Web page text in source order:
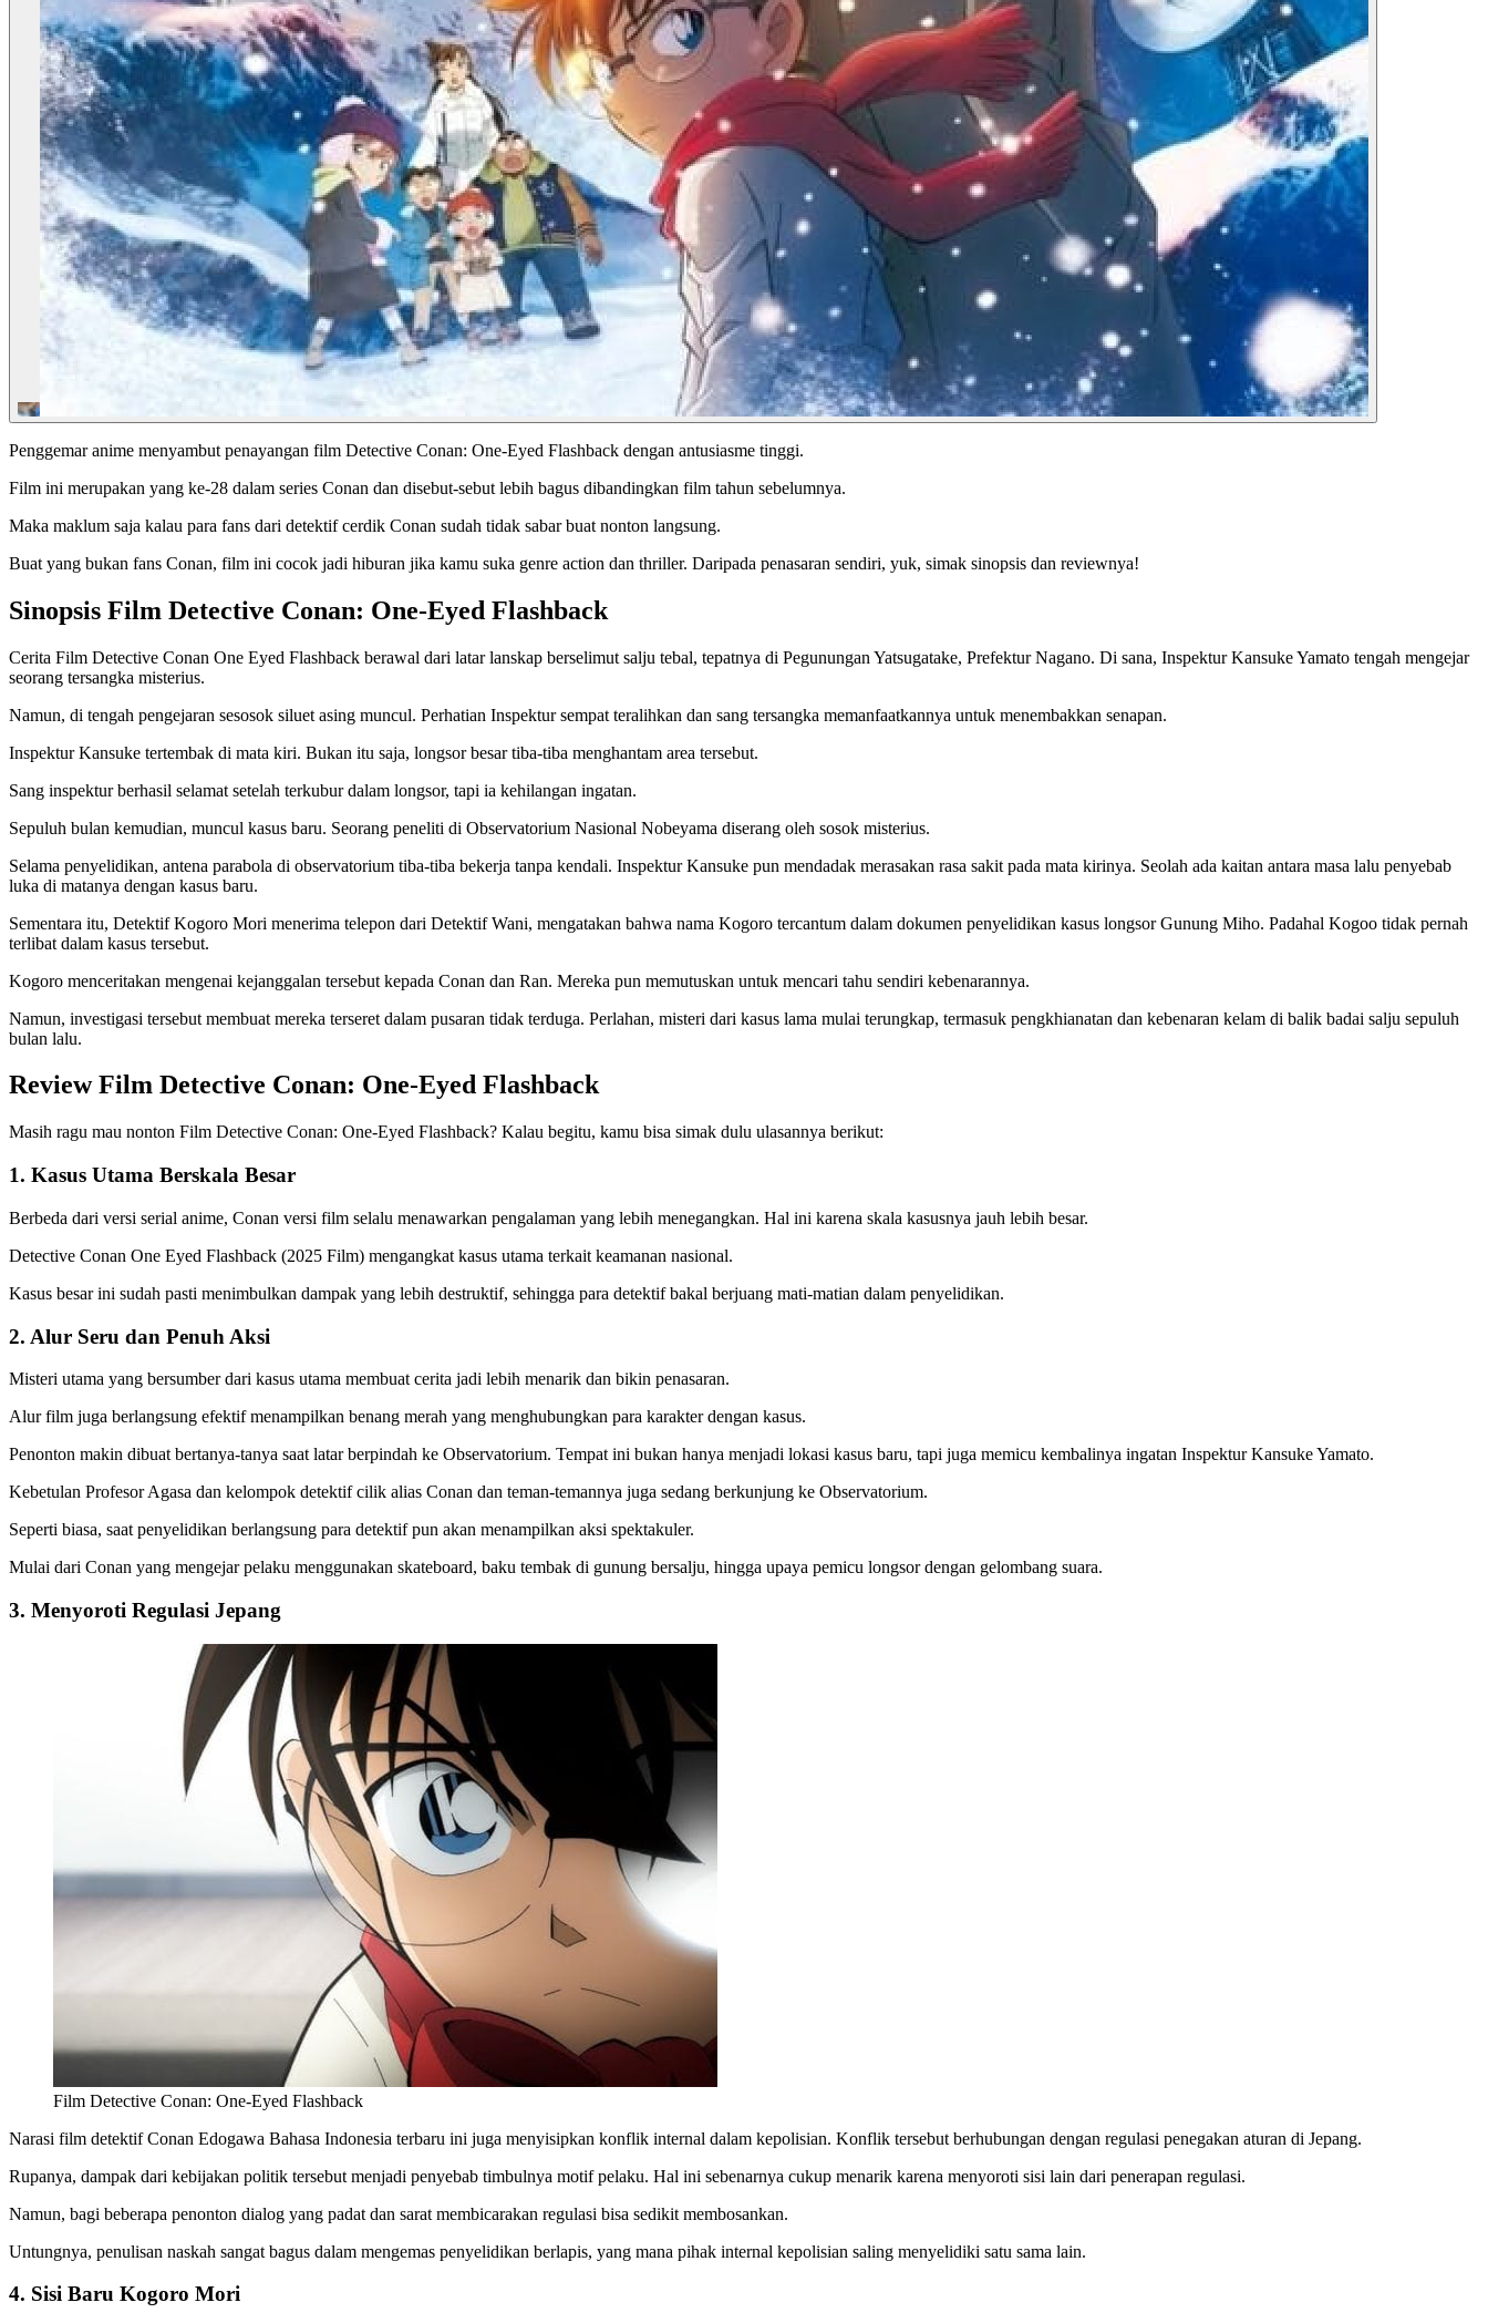
Penggemar anime menyambut penayangan film Detective Conan: One-Eyed Flashback dengan antusiasme tinggi.
Film ini merupakan yang ke-28 dalam series Conan dan disebut-sebut lebih bagus dibandingkan film tahun sebelumnya.
Maka maklum saja kalau para fans dari detektif cerdik Conan sudah tidak sabar buat nonton langsung.
Buat yang bukan fans Conan, film ini cocok jadi hiburan jika kamu suka genre action dan thriller. Daripada penasaran sendiri, yuk, simak sinopsis dan reviewnya!
Sinopsis Film Detective Conan: One-Eyed Flashback
Cerita Film Detective Conan One Eyed Flashback berawal dari latar lanskap berselimut salju tebal, tepatnya di Pegunungan Yatsugatake, Prefektur Nagano. Di sana, Inspektur Kansuke Yamato tengah mengejar
seorang tersangka misterius.
Namun, di tengah pengejaran sesosok siluet asing muncul. Perhatian Inspektur sempat teralihkan dan sang tersangka memanfaatkannya untuk menembakkan senapan.
Inspektur Kansuke tertembak di mata kiri. Bukan itu saja, longsor besar tiba-tiba menghantam area tersebut.
Sang inspektur berhasil selamat setelah terkubur dalam longsor, tapi ia kehilangan ingatan.
Sepuluh bulan kemudian, muncul kasus baru. Seorang peneliti di Observatorium Nasional Nobeyama diserang oleh sosok misterius.
Selama penyelidikan, antena parabola di observatorium tiba-tiba bekerja tanpa kendali. Inspektur Kansuke pun mendadak merasakan rasa sakit pada mata kirinya. Seolah ada kaitan antara masa lalu penyebab
luka di matanya dengan kasus baru.
Sementara itu, Detektif Kogoro Mori menerima telepon dari Detektif Wani, mengatakan bahwa nama Kogoro tercantum dalam dokumen penyelidikan kasus longsor Gunung Miho. Padahal Kogoo tidak pernah
terlibat dalam kasus tersebut.
Kogoro menceritakan mengenai kejanggalan tersebut kepada Conan dan Ran. Mereka pun memutuskan untuk mencari tahu sendiri kebenarannya.
Namun, investigasi tersebut membuat mereka terseret dalam pusaran tidak terduga. Perlahan, misteri dari kasus lama mulai terungkap, termasuk pengkhianatan dan kebenaran kelam di balik badai salju sepuluh
bulan lalu.
Review Film Detective Conan: One-Eyed Flashback
Masih ragu mau nonton Film Detective Conan: One-Eyed Flashback? Kalau begitu, kamu bisa simak dulu ulasannya berikut:
1. Kasus Utama Berskala Besar
Berbeda dari versi serial anime, Conan versi film selalu menawarkan pengalaman yang lebih menegangkan. Hal ini karena skala kasusnya jauh lebih besar.
Detective Conan One Eyed Flashback (2025 Film) mengangkat kasus utama terkait keamanan nasional.
Kasus besar ini sudah pasti menimbulkan dampak yang lebih destruktif, sehingga para detektif bakal berjuang mati-matian dalam penyelidikan.
2. Alur Seru dan Penuh Aksi
Misteri utama yang bersumber dari kasus utama membuat cerita jadi lebih menarik dan bikin penasaran.
Alur film juga berlangsung efektif menampilkan benang merah yang menghubungkan para karakter dengan kasus.
Penonton makin dibuat bertanya-tanya saat latar berpindah ke Observatorium. Tempat ini bukan hanya menjadi lokasi kasus baru, tapi juga memicu kembalinya ingatan Inspektur Kansuke Yamato.
Kebetulan Profesor Agasa dan kelompok detektif cilik alias Conan dan teman-temannya juga sedang berkunjung ke Observatorium.
Seperti biasa, saat penyelidikan berlangsung para detektif pun akan menampilkan aksi spektakuler.
Mulai dari Conan yang mengejar pelaku menggunakan skateboard, baku tembak di gunung bersalju, hingga upaya pemicu longsor dengan gelombang suara.
3. Menyoroti Regulasi Jepang
Film Detective Conan: One-Eyed Flashback
Narasi film detektif Conan Edogawa Bahasa Indonesia terbaru ini juga menyisipkan konflik internal dalam kepolisian. Konflik tersebut berhubungan dengan regulasi penegakan aturan di Jepang.
Rupanya, dampak dari kebijakan politik tersebut menjadi penyebab timbulnya motif pelaku. Hal ini sebenarnya cukup menarik karena menyoroti sisi lain dari penerapan regulasi.
Namun, bagi beberapa penonton dialog yang padat dan sarat membicarakan regulasi bisa sedikit membosankan.
Untungnya, penulisan naskah sangat bagus dalam mengemas penyelidikan berlapis, yang mana pihak internal kepolisian saling menyelidiki satu sama lain.
4. Sisi Baru Kogoro Mori